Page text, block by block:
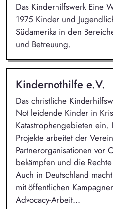
Das Kinderhilfswerk Eine
1975 Kinder und
Südamerika in den
und Betreuung.
Kindernothilfe e.V.
Das christliche
Not leidende Kinder in
Katastrophengebieten ein.
Projekte arbeitet der
Partnerorganisationen vor
bekämpfen und die
Auch in Deutschland
mit öffentlichen
Advocacy-Arbeit...